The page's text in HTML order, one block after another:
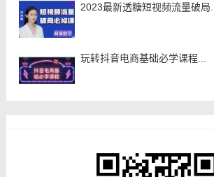
2023最新透糖短视频流量破局...
玩转抖音电商基础必学课程...